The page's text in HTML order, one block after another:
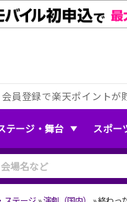
会員登録で楽天ポイントが
テージ・舞台 スポー